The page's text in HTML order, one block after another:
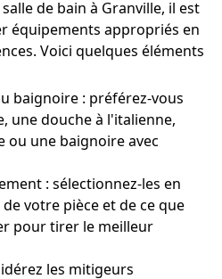
de bain à Granville, il est
équipements appropriés en
Voici quelques éléments
baignoire : préférez-vous
une douche à l'italienne,
ou une baignoire avec
: sélectionnez-les en
votre pièce et de ce que
pour tirer le meilleur
les mitigeurs